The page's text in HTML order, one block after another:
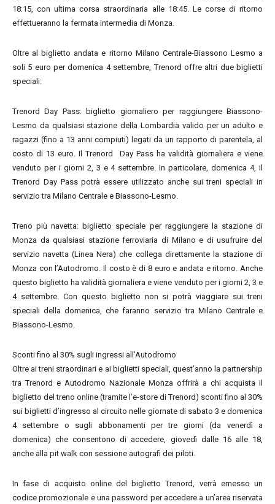
18:15, con ultima corsa straordinaria alle 18:45. Le corse di ritorno
effettueranno la fermata intermedia di Monza.
Oltre al biglietto andata e ritorno Milano Centrale-Biassono Lesmo a
soli 5 euro per domenica 4 settembre, Trenord offre altri due biglietti
speciali:
Trenord Day Pass: biglietto giornaliero per raggiungere Biassono-
Lesmo da qualsiasi stazione della Lombardia valido per un adulto e
ragazzi (fino a 13 anni compiuti) legati da un rapporto di parentela, al
costo di 13 euro. Il Trenord Day Pass ha validità giornaliera e viene
venduto per i giorni 2, 3 e 4 settembre. In particolare, domenica 4, il
Trenord Day Pass potrà essere utilizzato anche sui treni speciali in
servizio tra Milano Centrale e Biassono-Lesmo.
Treno più navetta: biglietto speciale per raggiungere la stazione di
Monza da qualsiasi stazione ferroviaria di Milano e di usufruire del
servizio navetta (Linea Nera) che collega direttamente la stazione di
Monza con l’Autodromo. Il costo è di 8 euro e andata e ritorno. Anche
questo biglietto ha validità giornaliera e viene venduto per i giorni 2, 3 e
4 settembre. Con questo biglietto non si potrà viaggiare sui treni
speciali della domenica, che faranno servizio tra Milano Centrale e
Biassono-Lesmo.
Sconti fino al 30% sugli ingressi all’Autodromo
Oltre ai treni straordinari e ai biglietti speciali, quest’anno la partnership
tra Trenord e Autodromo Nazionale Monza offrirà a chi acquista il
biglietto del treno online (tramite l’e-store di Trenord) sconti fino al 30%
sui biglietti d’ingresso al circuito nelle giornate di sabato 3 e domenica
4 settembre o sugli abbonamenti per tre giorni (da venerdì a
domenica) che consentono di accedere, giovedì dalle 16 alle 18,
anche alla pit walk con sessione autografi dei piloti.
In fase di acquisto online del biglietto Trenord, verrà emesso un
codice promozionale e una password per accedere a un’area riservata